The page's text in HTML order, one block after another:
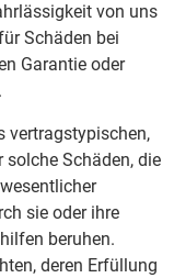
von uns
Schäden bei
Garantie oder
vertragstypischen,
Schäden, die
sie oder ihre
beruhen.
deren Erfüllung